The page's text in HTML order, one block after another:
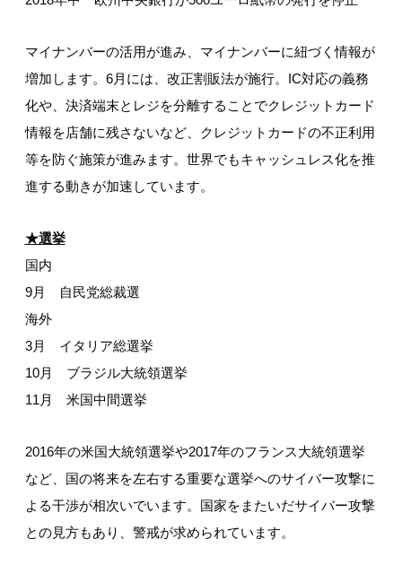
マイナンバーの活用が進み、マイナンバーに紐づく情報が
増加します。6月には、改正割販法が施行。IC対応の義務
化や、決済端末とレジを分離することでクレジットカード
情報を店舗に残さないなど、クレジットカードの不正利用
等を防ぐ施策が進みます。世界でもキャッシュレス化を推
進する動きが加速しています。
★選挙
国内
9月 自民党総裁選
海外
3月 イタリア総選挙
10月 ブラジル大統領選挙
11月 米国中間選挙
2016年の米国大統領選挙や2017年のフランス大統領選挙
など、国の将来を左右する重要な選挙へのサイバー攻撃に
よる干渉が相次いでいます。国家をまたいだサイバー攻撃
との見方もあり、警戒が求められています。